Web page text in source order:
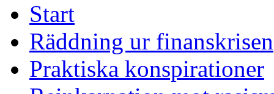
Start
Räddning ur finanskrisen
Praktiska konspirationer